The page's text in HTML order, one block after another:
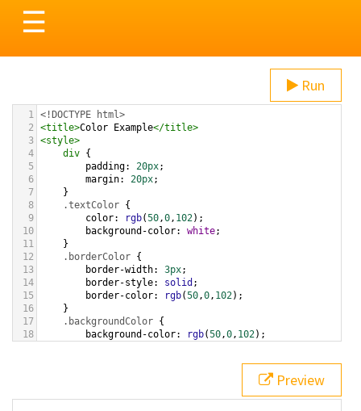
Toggle
navigation
☰
Run
1 <!DOCTYPE html>
2
<title>Color Example</title>
3 <style>
4
div {
5
padding: 20px;
6
margin: 20px;
7
}
8
.textColor {
9
color: rgb(50,0, 102);
10
background-color: white;
11
}
12
.borderColor {
13
border-width: 3px;
14
border-style: solid ;
15
border-color: rgb(50,0, 102);
16
}
17
.backgroundColor {
18
background-color: rgb(50,0, 102);
bottom ,
white, rgb(50,0,102));
Preview